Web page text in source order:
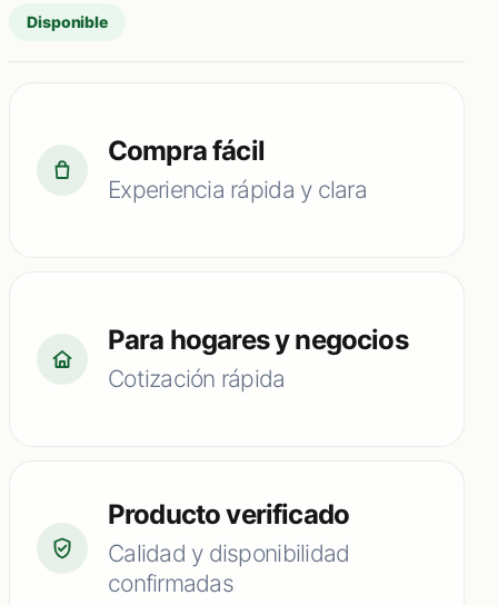
Disponible
Compra fácil
Experiencia rápida y clara
Para hogares y negocios
Cotización rápida
Producto verificado
Calidad y disponibilidad
confirmadas